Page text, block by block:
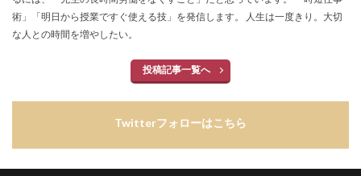
術」「明日から授業ですぐ使える技」を発信します。 人生は一度きり。大切
な人との時間を増やしたい。
投稿記事一覧へ
Twitterフォローはこちら